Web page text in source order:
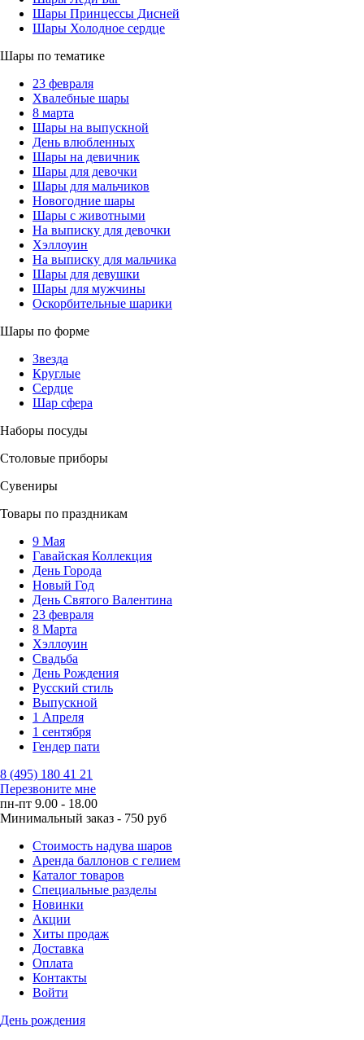
Шары Принцессы Дисней
Шары Холодное сердце
Шары по тематике
23 февраля
Хвалебные шары
8 марта
Шары на выпускной
День влюбленных
Шары на девичник
Шары для девочки
Шары для мальчиков
Новогодние шары
Шары с животными
На выписку для девочки
Хэллоуин
На выписку для мальчика
Шары для девушки
Шары для мужчины
Оскорбительные шарики
Шары по форме
Звезда
Круглые
Сердце
Шар сфера
Наборы посуды
Столовые приборы
Сувениры
Товары по праздникам
9 Мая
Гавайская Коллекция
День Города
Новый Год
День Святого Валентина
23 февраля
8 Марта
Хэллоуин
Свадьба
День Рождения
Русский стиль
Выпускной
1 Апреля
1 сентября
Гендер пати
8 (495) 180 41 21
Перезвоните мне
пн-пт 9.00 - 18.00
Минимальный заказ - 750 руб
Стоимость надува шаров
Аренда баллонов с гелием
Каталог товаров
Специальные разделы
Новинки
Акции
Хиты продаж
Доставка
Оплата
Контакты
Войти
День рождения